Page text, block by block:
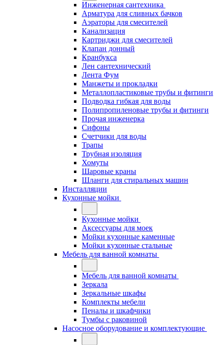
Инженерная сантехника
Арматура для сливных бачков
Аэраторы для смесителей
Канализация
Картриджи для смесителей
Клапан донный
Кранбукса
Лен сантехнический
Лента Фум
Манжеты и прокладки
Металлопластиковые трубы и фитинги
Подводка гибкая для воды
Полипропиленовые трубы и фитинги
Прочая инженерка
Сифоны
Счетчики для воды
Трапы
Трубная изоляция
Хомуты
Шаровые краны
Шланги для стиральных машин
Инсталляции
Кухонные мойки
Кухонные мойки
Аксессуары для моек
Мойки кухонные каменные
Мойки кухонные стальные
Мебель для ванной комнаты
Мебель для ванной комнаты
Зеркала
Зеркальные шкафы
Комплекты мебели
Пеналы и шкафчики
Тумбы с раковиной
Насосное оборудование и комплектующие